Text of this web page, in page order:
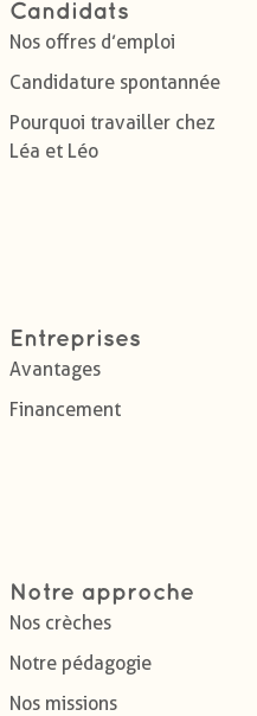
Candidats
Nos offres d’emploi
Candidature spontannée
Pourquoi travailler chez
Léa et Léo
Entreprises
Avantages
Financement
Notre approche
Nos crèches
Notre pédagogie
Nos missions